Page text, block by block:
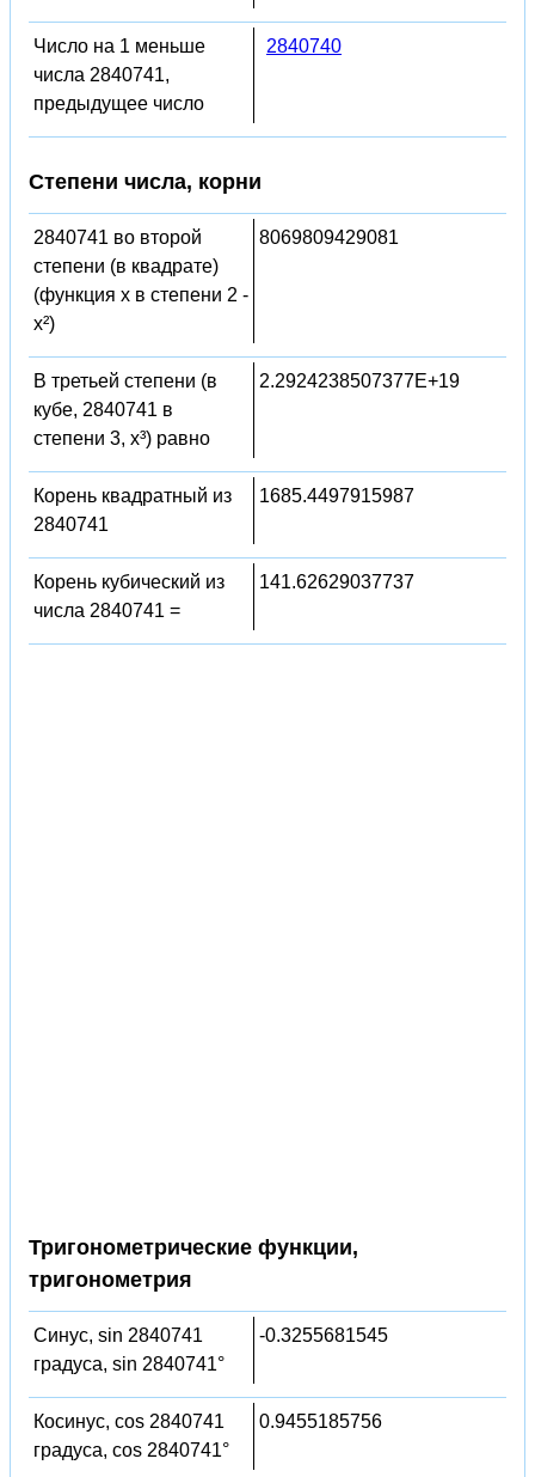
Число на 1 меньше
числа 2840741,
предыдущее число
2840740
Степени числа, корни
2840741 во второй
степени (в квадрате)
(функция x в степени 2 -
x²)
8069809429081
В третьей степени (в
кубе, 2840741 в
степени 3, x³) равно
2.2924238507377E+19
Корень квадратный из
2840741
1685.4497915987
Корень кубический из
числа 2840741 =
141.62629037737
Тригонометрические функции,
тригонометрия
Синус, sin 2840741
градуса, sin 2840741°
-0.3255681545
Косинус, cos 2840741
градуса, cos 2840741°
0.9455185756